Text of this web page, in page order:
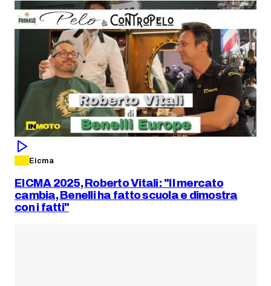
Eicma
EICMA 2025, Roberto Vitali: "Il mercato
cambia, Benelli ha fatto scuola e dimostra
con i fatti"